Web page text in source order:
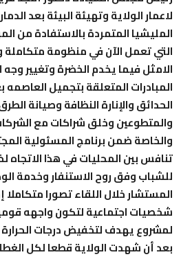
لاعمار الولاية وتهيئة البيئة بعد
المليشيا المتمردة بالاستفادة من
التي تعمل الآن في منظومة
الامثل فيما يخدم الخضرة وتغيير
المبادرات المتعلقة بتجميل العاصمه
الحدائق والإنارة النظافة وصيانة
والمتطوعين وخلق شراكات مع
والخاصة ضمن برنامج المسئولية
تنافس بين المحليات في هذا
للشباب وفق روح الاستنفار وخدمة
المستشار خلال اللقاء تصورا
شخصيات اجتماعية لتكون واجهه
لمشروع يهدف لتخفيض درجات الحرارة
بعد أن شهدت الولاية قطعا لكل